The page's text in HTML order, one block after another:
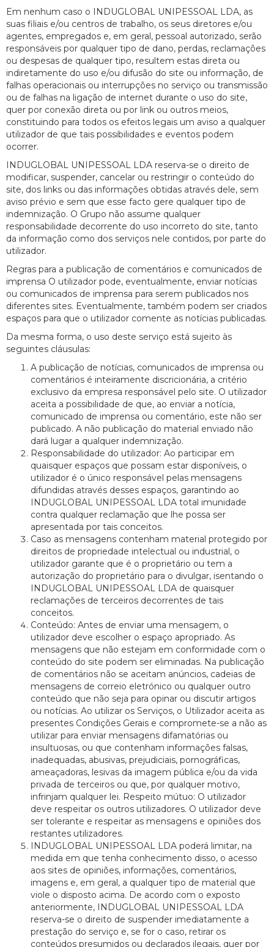
Em nenhum caso o INDUGLOBAL UNIPESSOAL LDA, as
suas filiais e/ou centros de trabalho, os seus diretores e/ou
agentes, empregados e, em geral, pessoal autorizado, serão
responsáveis por qualquer tipo de dano, perdas, reclamações
ou despesas de qualquer tipo, resultem estas direta ou
indiretamente do uso e/ou difusão do site ou informação, de
falhas operacionais ou interrupções no serviço ou transmissão
ou de falhas na ligação de internet durante o uso do site,
quer por conexão direta ou por link ou outros meios,
constituindo para todos os efeitos legais um aviso a qualquer
utilizador de que tais possibilidades e eventos podem
ocorrer.
INDUGLOBAL UNIPESSOAL LDA reserva-se o direito de
modificar, suspender, cancelar ou restringir o conteúdo do
site, dos links ou das informações obtidas através dele, sem
aviso prévio e sem que esse facto gere qualquer tipo de
indemnização. O Grupo não assume qualquer
responsabilidade decorrente do uso incorreto do site, tanto
da informação como dos serviços nele contidos, por parte do
utilizador.
Regras para a publicação de comentários e comunicados de
imprensa O utilizador pode, eventualmente, enviar notícias
ou comunicados de imprensa para serem publicados nos
diferentes sites. Eventualmente, também podem ser criados
espaços para que o utilizador comente as notícias publicadas.
Da mesma forma, o uso deste serviço está sujeito às
seguintes cláusulas:
A publicação de notícias, comunicados de imprensa ou
comentários é inteiramente discricionária, a critério
exclusivo da empresa responsável pelo site. O utilizador
aceita a possibilidade de que, ao enviar a notícia,
comunicado de imprensa ou comentário, este não ser
publicado. A não publicação do material enviado não
dará lugar a qualquer indemnização.
Responsabilidade do utilizador: Ao participar em
quaisquer espaços que possam estar disponíveis, o
utilizador é o único responsável pelas mensagens
difundidas através desses espaços, garantindo ao
INDUGLOBAL UNIPESSOAL LDA total imunidade
contra qualquer reclamação que lhe possa ser
apresentada por tais conceitos.
Caso as mensagens contenham material protegido por
direitos de propriedade intelectual ou industrial, o
utilizador garante que é o proprietário ou tem a
autorização do proprietário para o divulgar, isentando o
INDUGLOBAL UNIPESSOAL LDA de quaisquer
reclamações de terceiros decorrentes de tais
conceitos.
Conteúdo: Antes de enviar uma mensagem, o
utilizador deve escolher o espaço apropriado. As
mensagens que não estejam em conformidade com o
conteúdo do site podem ser eliminadas. Na publicação
de comentários não se aceitam anúncios, cadeias de
mensagens de correio eletrónico ou qualquer outro
conteúdo que não seja para opinar ou discutir artigos
ou notícias. Ao utilizar os Serviços, o Utilizador aceita as
presentes Condições Gerais e compromete-se a não as
utilizar para enviar mensagens difamatórias ou
insultuosas, ou que contenham informações falsas,
inadequadas, abusivas, prejudiciais, pornográficas,
ameaçadoras, lesivas da imagem pública e/ou da vida
privada de terceiros ou que, por qualquer motivo,
infrinjam qualquer lei. Respeito mútuo: O utilizador
deve respeitar os outros utilizadores. O utilizador deve
ser tolerante e respeitar as mensagens e opiniões dos
restantes utilizadores.
INDUGLOBAL UNIPESSOAL LDA poderá limitar, na
medida em que tenha conhecimento disso, o acesso
aos sites de opiniões, informações, comentários,
imagens e, em geral, a qualquer tipo de material que
viole o disposto acima. De acordo com o exposto
anteriormente, INDUGLOBAL UNIPESSOAL LDA
reserva-se o direito de suspender imediatamente a
prestação do serviço e, se for o caso, retirar os
conteúdos presumidos ou declarados ilegais, quer por